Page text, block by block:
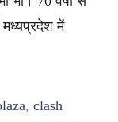
में
, clash